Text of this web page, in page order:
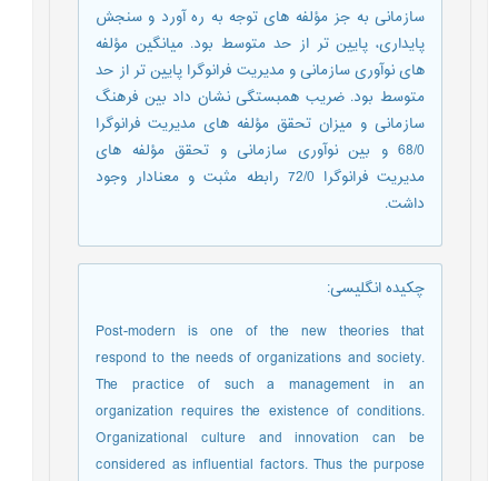
سازمانی به جز مؤلفه های توجه به ره آورد و سنجش
پایداری، پایین تر از حد متوسط بود. میانگین مؤلفه
های نوآوری سازمانی و مدیریت فرانوگرا پایین تر از حد
متوسط بود. ضریب همبستگی نشان داد بین فرهنگ
سازمانی و میزان تحقق مؤلفه های مدیریت فرانوگرا
68/0 و بین نوآوری سازمانی و تحقق مؤلفه های
مدیریت فرانوگرا 72/0 رابطه مثبت و معنادار وجود
داشت.
چکیده انگلیسی:
Post-modern is one of the new theories that
respond to the needs of organizations and society.
The practice of such a management in an
organization requires the existence of conditions.
Organizational culture and innovation can be
considered as influential factors. Thus the purpose